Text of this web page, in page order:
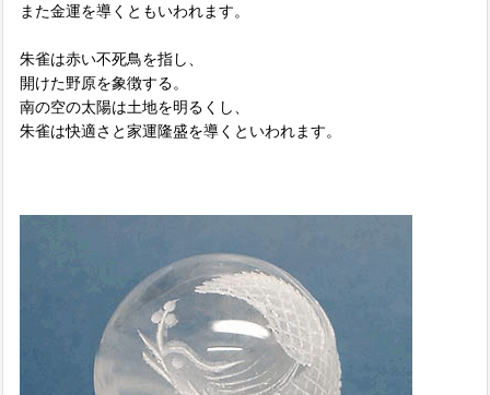
また金運を導くともいわれます。
朱雀は赤い不死鳥を指し、
開けた野原を象徴する。
南の空の太陽は土地を明るくし、
朱雀は快適さと家運隆盛を導くといわれます。